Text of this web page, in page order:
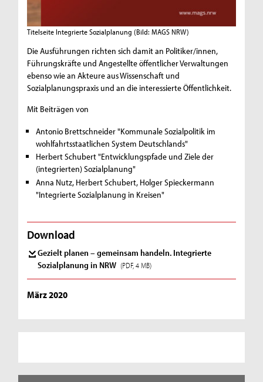
Titelseite Integrierte Sozialplanung (Bild: MAGS NRW)
Die Ausführungen richten sich damit an Politiker/innen,
Führungskräfte und Angestellte öffentlicher Verwaltungen
ebenso wie an Akteure aus Wissenschaft und
Sozialplanungspraxis und an die interessierte Öffentlichkeit.
Mit Beiträgen von
Antonio Brettschneider "Kommunale Sozialpolitik im
wohlfahrtsstaatlichen System Deutschlands"
Herbert Schubert "Entwicklungspfade und Ziele der
(integrierten) Sozialplanung"
Anna Nutz, Herbert Schubert, Holger Spieckermann
"Integrierte Sozialplanung in Kreisen"
Download
Gezielt planen – gemeinsam handeln. Integrierte
Sozialplanung in NRW (PDF, 4 MB)
März 2020